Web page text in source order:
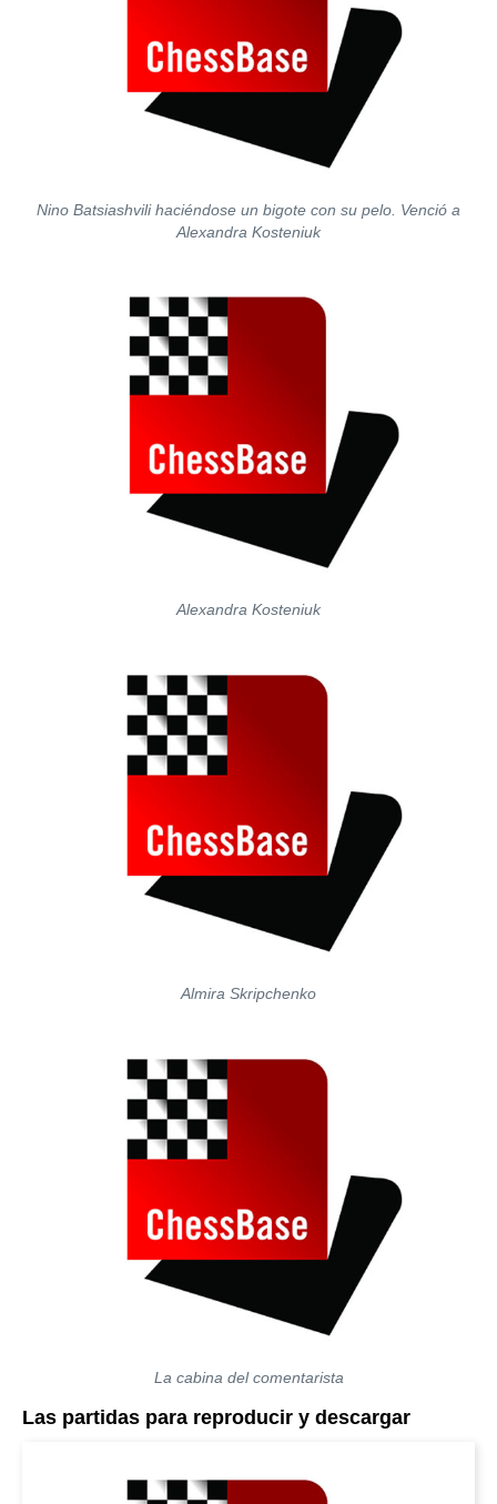
Nino Batsiashvili haciéndose un bigote con su pelo. Venció a
Alexandra Kosteniuk
Alexandra Kosteniuk
Almira Skripchenko
La cabina del comentarista
Las partidas para reproducir y descargar